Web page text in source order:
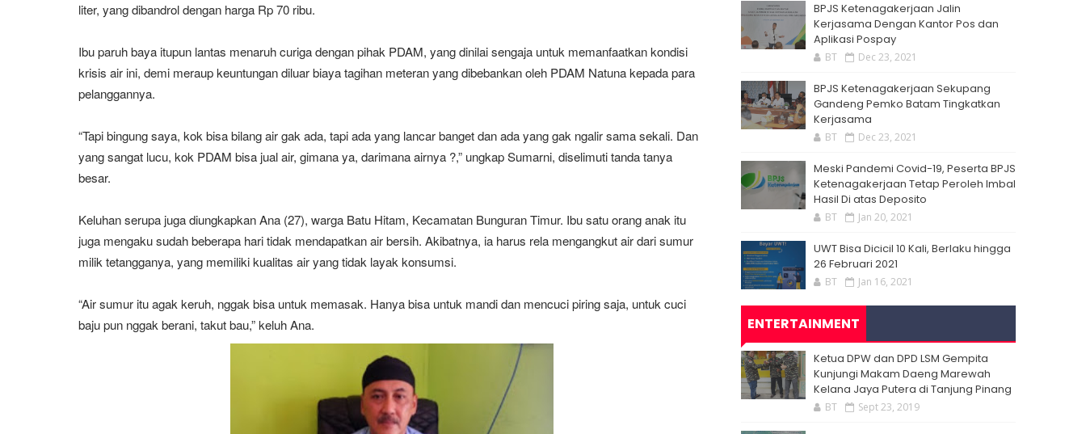
liter, yang dibandrol dengan harga Rp 70 ribu.
Ibu paruh baya itupun lantas menaruh curiga dengan pihak PDAM, yang dinilai sengaja untuk memanfaatkan kondisi
krisis air ini, demi meraup keuntungan diluar biaya tagihan meteran yang dibebankan oleh PDAM Natuna kepada para
pelanggannya.
“Tapi bingung saya, kok bisa bilang air gak ada, tapi ada yang lancar banget dan ada yang gak ngalir sama sekali. Dan
yang sangat lucu, kok PDAM bisa jual air, gimana ya, darimana airnya ?,” ungkap Sumarni, diselimuti tanda tanya
besar.
Keluhan serupa juga diungkapkan Ana (27), warga Batu Hitam, Kecamatan Bunguran Timur. Ibu satu orang anak itu
juga mengaku sudah beberapa hari tidak mendapatkan air bersih. Akibatnya, ia harus rela mengangkut air dari sumur
milik tetangganya, yang memiliki kualitas air yang tidak layak konsumsi.
“Air sumur itu agak keruh, nggak bisa untuk memasak. Hanya bisa untuk mandi dan mencuci piring saja, untuk cuci
baju pun nggak berani, takut bau,” keluh Ana.
BPJS Ketenagakerjaan Jalin
Kerjasama Dengan Kantor Pos dan
Aplikasi Pospay
BT Dec 23, 2021
BPJS Ketenagakerjaan Sekupang
Gandeng Pemko Batam Tingkatkan
Kerjasama
BT Dec 23, 2021
Meski Pandemi Covid-19, Peserta BPJS
Ketenagakerjaan Tetap Peroleh Imbal
Hasil Di atas Deposito
BT Jan 20, 2021
UWT Bisa Dicicil 10 Kali, Berlaku hingga
26 Februari 2021
BT Jan 16, 2021
ENTERTAINMENT
Ketua DPW dan DPD LSM Gempita
Kunjungi Makam Daeng Marewah
Kelana Jaya Putera di Tanjung Pinang
BT Sept 23, 2019